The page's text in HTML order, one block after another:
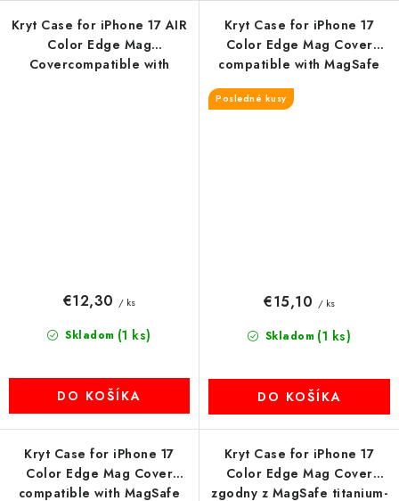
Kryt Case for iPhone 17 AIR
Color Edge Mag
Covercompatible with
Skladom (1 ks)
€12,30 / ks
DO KOŠÍKA
Kryt Case for iPhone 17
Color Edge Mag Cover
compatible with MagSafe
blue
Posledné kusy
Skladom (1 ks)
€15,10 / ks
DO KOŠÍKA
Kryt Case for iPhone 17
Color Edge Mag Cover
compatible with MagSafe
Kryt Case for iPhone 17
Color Edge Mag Cover
zgodny z MagSafe titanium-